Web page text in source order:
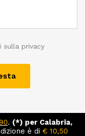
sulla privacy
. (*) per Calabria,
è di € 10,50